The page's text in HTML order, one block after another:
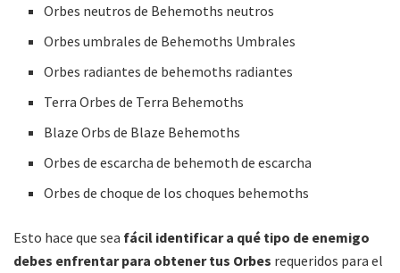
Orbes neutros de Behemoths neutros
Orbes umbrales de Behemoths Umbrales
Orbes radiantes de behemoths radiantes
Terra Orbes de Terra Behemoths
Blaze Orbs de Blaze Behemoths
Orbes de escarcha de behemoth de escarcha
Orbes de choque de los choques behemoths
Esto hace que sea fácil identificar a qué tipo de enemigo
debes enfrentar para obtener tus Orbes requeridos para el